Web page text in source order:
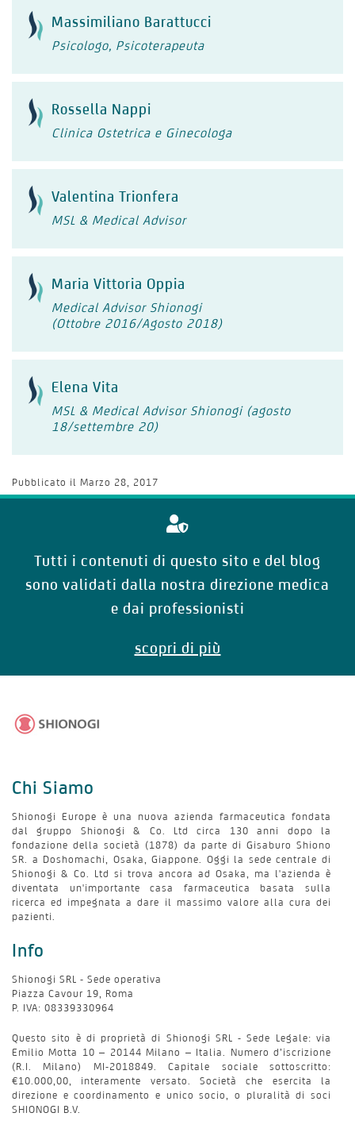
Massimiliano Barattucci
Psicologo, Psicoterapeuta
Rossella Nappi
Clinica Ostetrica e Ginecologa
Valentina Trionfera
MSL & Medical Advisor
Maria Vittoria Oppia
Medical Advisor Shionogi
(Ottobre 2016/Agosto 2018)
Elena Vita
MSL & Medical Advisor Shionogi (agosto
18/settembre 20)
Pubblicato il Marzo 28, 2017
Tutti i contenuti di questo sito e del blog
sono validati dalla nostra direzione medica
e dai professionisti
scopri di più
Chi Siamo
Shionogi Europe è una nuova azienda farmaceutica fondata
dal gruppo Shionogi & Co. Ltd circa 130 anni dopo la
fondazione della società (1878) da parte di Gisaburo Shiono
SR. a Doshomachi, Osaka, Giappone. Oggi la sede centrale di
Shionogi & Co. Ltd si trova ancora ad Osaka, ma l'azienda è
diventata un'importante casa farmaceutica basata sulla
ricerca ed impegnata a dare il massimo valore alla cura dei
pazienti.
Info
Shionogi SRL - Sede operativa
Piazza Cavour 19, Roma
P. IVA: 08339330964
Questo sito è di proprietà di Shionogi SRL - Sede Legale: via
Emilio Motta 10 – 20144 Milano – Italia. Numero d’iscrizione
(R.I. Milano) MI-2018849. Capitale sociale sottoscritto:
€10.000,00, interamente versato. Società che esercita la
direzione e coordinamento e unico socio, o pluralità di soci
SHIONOGI B.V.